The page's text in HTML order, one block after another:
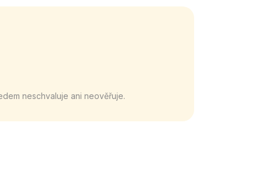
neschvaluje ani neověřuje.